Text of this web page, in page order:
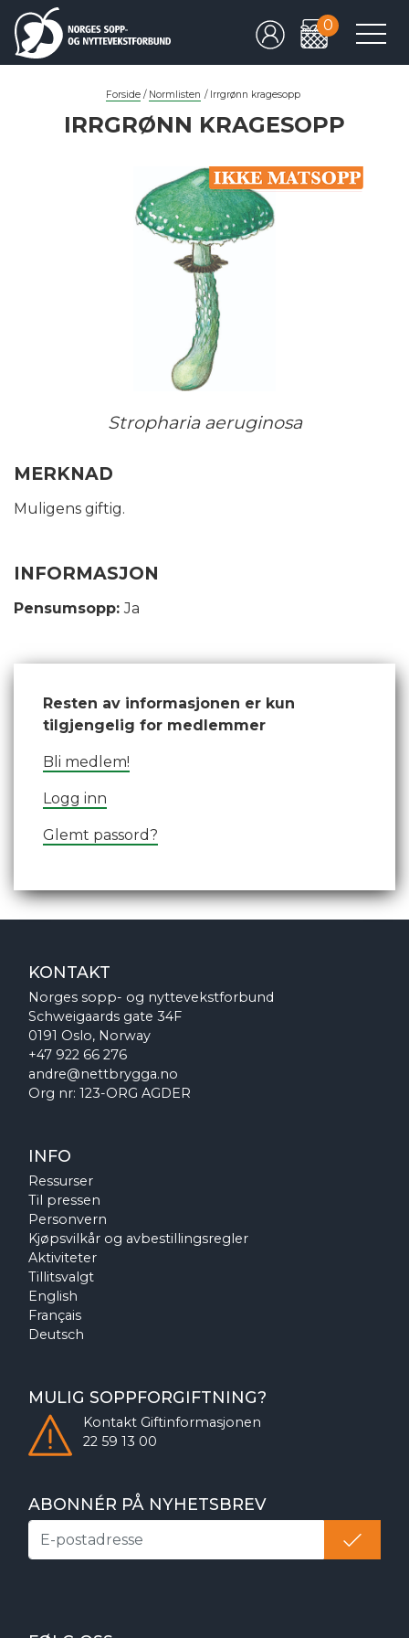
0
Forside / Normlisten / Irrgrønn kragesopp
IRRGRØNN KRAGESOPP
Stropharia aeruginosa
MERKNAD
Muligens giftig.
INFORMASJON
Pensumsopp:Ja
Resten av informasjonen er kun
tilgjengelig for medlemmer
Bli medlem!
Logg inn
Glemt passord?
KONTAKT
Norges sopp- og nyttevekstforbund
Schweigaards gate 34F
0191 Oslo, Norway
+47 922 66 276
andre@nettbrygga.no
Org nr: 123-ORG AGDER
INFO
Ressurser
Til pressen
Personvern
Kjøpsvilkår og avbestillingsregler
Aktiviteter
Tillitsvalgt
English
Français
Deutsch
MULIG SOPPFORGIFTNING?
Kontakt Giftinformasjonen
22 59 13 00
ABONNÉR PÅ NYHETSBREV